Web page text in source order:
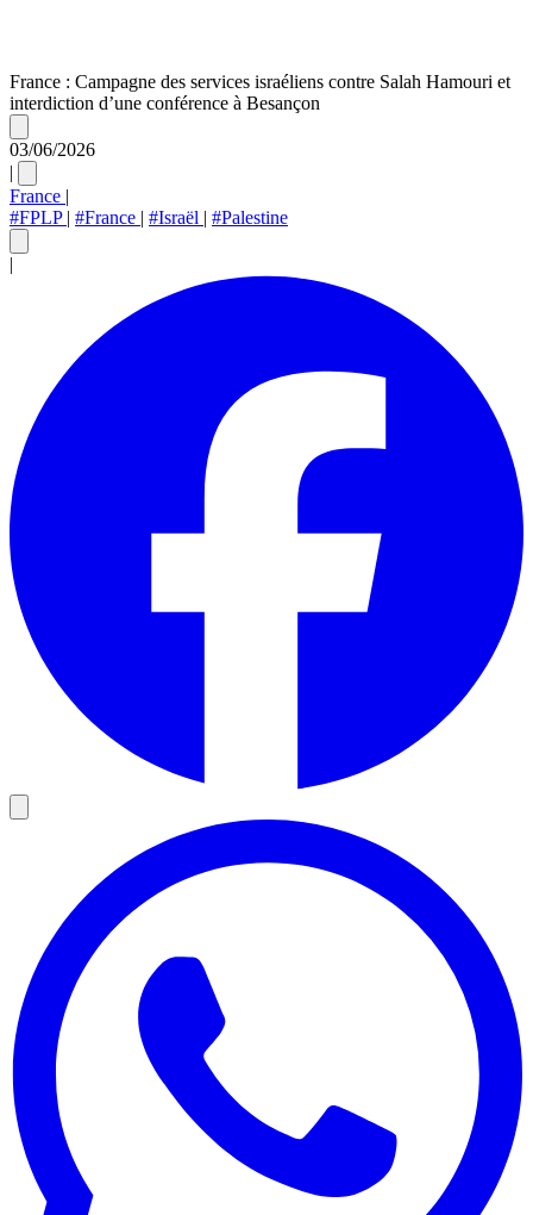
France : Campagne des services israéliens contre Salah Hamouri et
interdiction d’une conférence à Besançon
03/06/2026
|
France |
#FPLP | #France | #Israël | #Palestine
|